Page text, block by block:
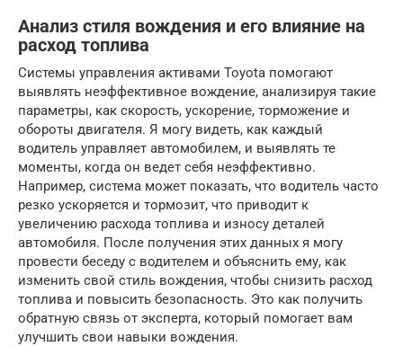
Анализ стиля вождения и его влияние на
расход топлива
Системы управления активами Toyota помогают
выявлять неэффективное вождение, анализируя такие
параметры, как скорость, ускорение, торможение и
обороты двигателя. Я могу видеть, как каждый
водитель управляет автомобилем, и выявлять те
моменты, когда он ведет себя неэффективно.
Например, система может показать, что водитель часто
резко ускоряется и тормозит, что приводит к
увеличению расхода топлива и износу деталей
автомобиля. После получения этих данных я могу
провести беседу с водителем и объяснить ему, как
изменить свой стиль вождения, чтобы снизить расход
топлива и повысить безопасность. Это как получить
обратную связь от эксперта, который помогает вам
улучшить свои навыки вождения.